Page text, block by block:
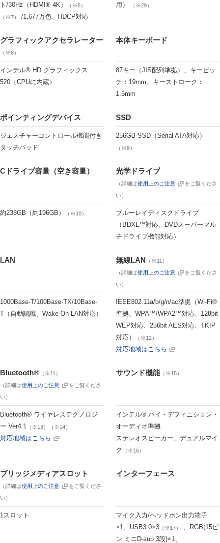
ト/30Hz（HDMI® 4K）
（※5）
（※7）
/1,677万色、HDCP対応
用）
（※29）
グラフィックアクセラレーター
（※8）
インテル® HD グラフィックス
520（CPUに内蔵）
本体キーボード
87キー（JIS配列準拠）、キーピッ
チ：19mm、キーストローク：
1.5mm
ポインティングデバイス
ジェスチャーコントロール機能付き
タッチパッド
SSD
256GB SSD（Serial ATA対応）
（※9）
Cドライブ容量（空き容量）
約238GB（約196GB） （※10）
光学ドライブ
（詳細は使用上のご注意
をご覧くださ
い）
ブルーレイディスクドライブ
（BDXL™対応、DVDスーパーマル
チドライブ機能対応）
LAN
1000Base-T/100Base-TX/10Base-
T（自動認識、Wake On LAN対応）
無線LAN （※11）
（詳細は使用上のご注意
をご覧くださ
い）
IEEE802.11a/b/g/n/ac準拠（Wi-Fi®
準拠、WPA™/WPA2™対応、128bit
WEP対応、256bit AES対応、TKIP
対応）
（※12）
対応地域はこちら
Bluetooth® （※11）
（詳細は使用上のご注意
をご覧くださ
い）
Bluetooth® ワイヤレステクノロジ
ー Ver4.1
（※13）（※14）
対応地域はこちら
サウンド機能（※15）
インテル® ハイ・デフィニション・
オーディオ準拠
ステレオスピーカー、デュアルマイ
ク
（※16）
ブリッジメディアスロット
（詳細は使用上のご注意
をご覧くださ
い）
1スロット
インターフェース
マイク入力/ヘッドホン出力端子
×1、USB3.0×3 （※17）
、RGB(15ピ
ン ミニD-sub 3段)×1、